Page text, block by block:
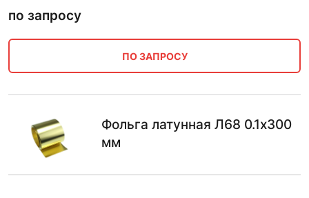
по запросу
ПО ЗАПРОСУ
Фольга латунная Л68 0.1х300
мм